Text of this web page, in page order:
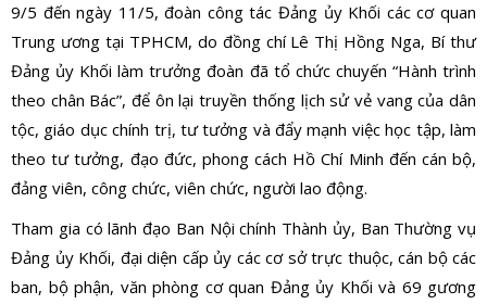
9/5 đến ngày 11/5, đoàn công tác Đảng ủy Khối các cơ quan
Trung ương tại TPHCM, do đồng chí Lê Thị Hồng Nga, Bí thư
Đảng ủy Khối làm trưởng đoàn đã tổ chức chuyến “Hành trình
theo chân Bác”, để ôn lại truyền thống lịch sử vẻ vang của dân
tộc, giáo dục chính trị, tư tưởng và đẩy mạnh việc học tập, làm
theo tư tưởng, đạo đức, phong cách Hồ Chí Minh đến cán bộ,
đảng viên, công chức, viên chức, người lao động.
Tham gia có lãnh đạo Ban Nội chính Thành ủy, Ban Thường vụ
Đảng ủy Khối, đại diện cấp ủy các cơ sở trực thuộc, cán bộ các
ban, bộ phận, văn phòng cơ quan Đảng ủy Khối và 69 gương